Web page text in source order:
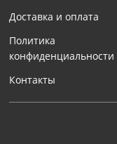
Доставка и оплата
Политика
конфиденциальности
Контакты